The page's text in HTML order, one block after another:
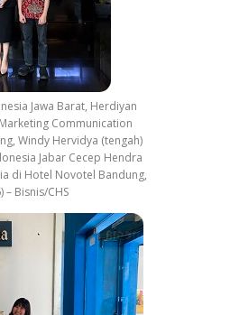
Jawa Barat, Herdiyan
Communication
Windy Hervidya (tengah)
Jabar Cecep Hendra
di Hotel Novotel Bandung,
– Bisnis/CHS